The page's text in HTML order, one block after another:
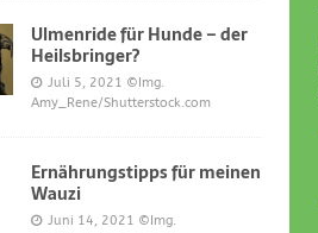
nw.de
SPORT
Ulmenride für Hunde – der
Heilsbringer?
Juli 5, 2021 ©Img.
Amy_Rene/Shutterstock.com
Ernährungstipps für meinen
Wauzi
Juni 14, 2021 ©Img.